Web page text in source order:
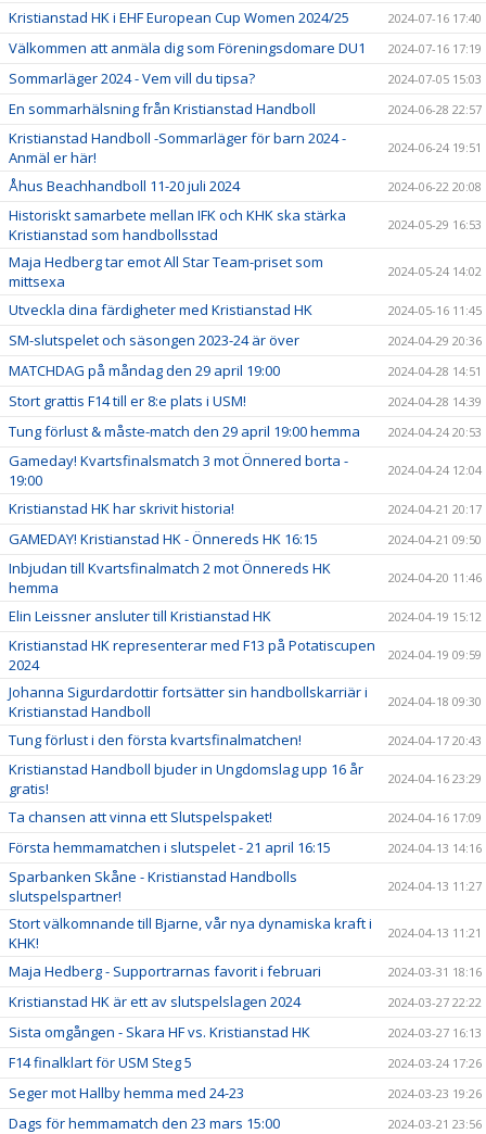
Kristianstad HK i EHF European Cup Women 2024/25 2024-07-16 17:40
Välkommen att anmäla dig som Föreningsdomare DU1 2024-07-16 17:19
Sommarläger 2024 - Vem vill du tipsa? 2024-07-05 15:03
En sommarhälsning från Kristianstad Handboll 2024-06-28 22:57
Kristianstad Handboll -Sommarläger för barn 2024 -
Anmäl er här!
2024-06-24 19:51
Åhus Beachhandboll 11-20 juli 2024 2024-06-22 20:08
Historiskt samarbete mellan IFK och KHK ska stärka
Kristianstad som handbollsstad
2024-05-29 16:53
Maja Hedberg tar emot All Star Team-priset som
mittsexa
2024-05-24 14:02
Utveckla dina färdigheter med Kristianstad HK 2024-05-16 11:45
SM-slutspelet och säsongen 2023-24 är över 2024-04-29 20:36
MATCHDAG på måndag den 29 april 19:00 2024-04-28 14:51
Stort grattis F14 till er 8:e plats i USM! 2024-04-28 14:39
Tung förlust & måste-match den 29 april 19:00 hemma 2024-04-24 20:53
Gameday! Kvartsfinalsmatch 3 mot Önnered borta -
19:00
2024-04-24 12:04
Kristianstad HK har skrivit historia! 2024-04-21 20:17
GAMEDAY! Kristianstad HK - Önnereds HK 16:15 2024-04-21 09:50
Inbjudan till Kvartsfinalmatch 2 mot Önnereds HK
hemma
2024-04-20 11:46
Elin Leissner ansluter till Kristianstad HK 2024-04-19 15:12
Kristianstad HK representerar med F13 på Potatiscupen
2024
2024-04-19 09:59
Johanna Sigurdardottir fortsätter sin handbollskarriär i
Kristianstad Handboll
2024-04-18 09:30
Tung förlust i den första kvartsfinalmatchen! 2024-04-17 20:43
Kristianstad Handboll bjuder in Ungdomslag upp 16 år
gratis!
2024-04-16 23:29
Ta chansen att vinna ett Slutspelspaket! 2024-04-16 17:09
Första hemmamatchen i slutspelet - 21 april 16:15 2024-04-13 14:16
Sparbanken Skåne - Kristianstad Handbolls
slutspelspartner!
2024-04-13 11:27
Stort välkomnande till Bjarne, vår nya dynamiska kraft i
KHK!
2024-04-13 11:21
Maja Hedberg - Supportrarnas favorit i februari 2024-03-31 18:16
Kristianstad HK är ett av slutspelslagen 2024 2024-03-27 22:22
Sista omgången - Skara HF vs. Kristianstad HK 2024-03-27 16:13
F14 finalklart för USM Steg 5 2024-03-24 17:26
Seger mot Hallby hemma med 24-23 2024-03-23 19:26
Dags för hemmamatch den 23 mars 15:00 2024-03-21 23:56